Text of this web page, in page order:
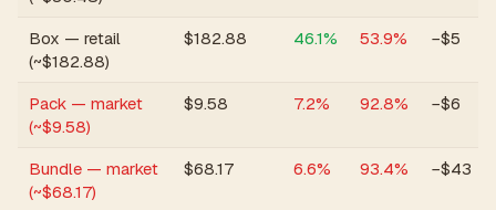
Box — retail
(~$182.88)
$182.88 46.1% 53.9% −$5
Pack — market
(~$9.58)
$9.58 7.2% 92.8% −$6
Bundle — market
(~$68.17)
$68.17 6.6% 93.4% −$43